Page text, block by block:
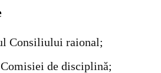
Consiliului raional;
de disciplină;